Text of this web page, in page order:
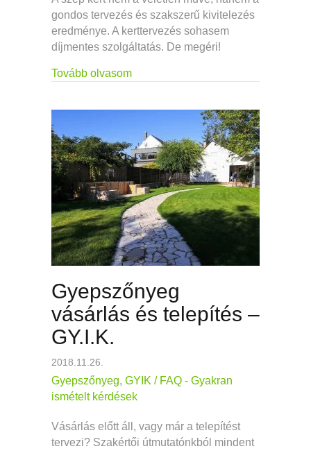
gondos tervezés és szakszerű kivitelezés
eredménye. A kerttervezés sohasem
díjmentes szolgáltatás. De megéri!
Tovább olvasomabout Kerttervezés menete: Így
Gyepszőnyeg
vásárlás és telepítés –
GY.I.K.
2018.11.26.
Gyepszőnyeg, GYIK / FAQ - Gyakran
ismételt kérdések
Vásárlás előtt áll, vagy már a telepítést
tervezi? Szakértői útmutatónkból mindent